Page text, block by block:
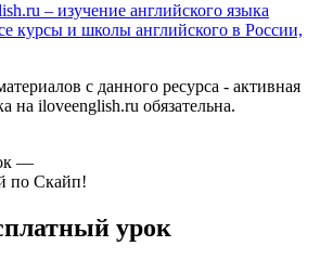
– изучение английского языка
курсы и школы английского в России,
с данного ресурса - активная
на iloveenglish.ru обязательна.
—
по Скайп!
урок